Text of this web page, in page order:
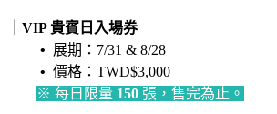
｜VIP 貴賓日入場券
• 展期：7/31 & 8/28
• 價格：TWD$3,000
※ 每日限量 150 張，售完為止。